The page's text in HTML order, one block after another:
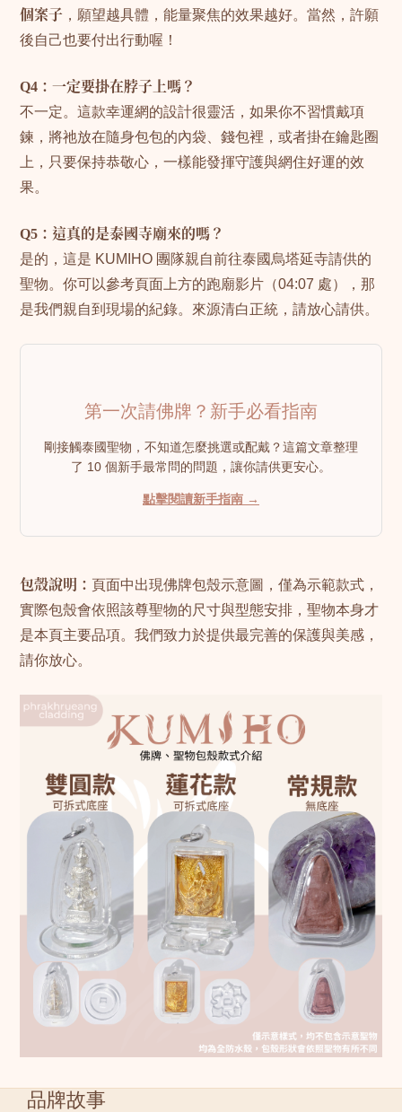
個案子 ，願望越具體，能量聚焦的效果越好。當然，許願
後自己也要付出行動喔！
Q4：一定要掛在脖子上嗎？
不一定。這款幸運網的設計很靈活，如果你不習慣戴項
鍊，將祂放在隨身包包的內袋、錢包裡，或者掛在鑰匙圈
上，只要保持恭敬心，一樣能發揮守護與網住好運的效
果。
Q5：這真的是泰國寺廟來的嗎？
是的，這是 KUMIHO 團隊親自前往泰國烏塔延寺請供的
聖物。你可以參考頁面上方的跑廟影片（04:07 處），那
是我們親自到現場的紀錄。來源清白正統，請放心請供。
第一次請佛牌？新手必看指南
剛接觸泰國聖物，不知道怎麼挑選或配戴？這篇文章整理
了 10 個新手最常問的問題，讓你請供更安心。
點擊閱讀新手指南 →
包殼說明： 頁面中出現佛牌包殼示意圖，僅為示範款式，
實際包殼會依照該尊聖物的尺寸與型態安排，聖物本身才
是本頁主要品項。我們致力於提供最完善的保護與美感，
請你放心。
品牌故事